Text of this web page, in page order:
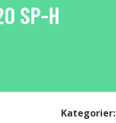
SP-H
Kategorier: